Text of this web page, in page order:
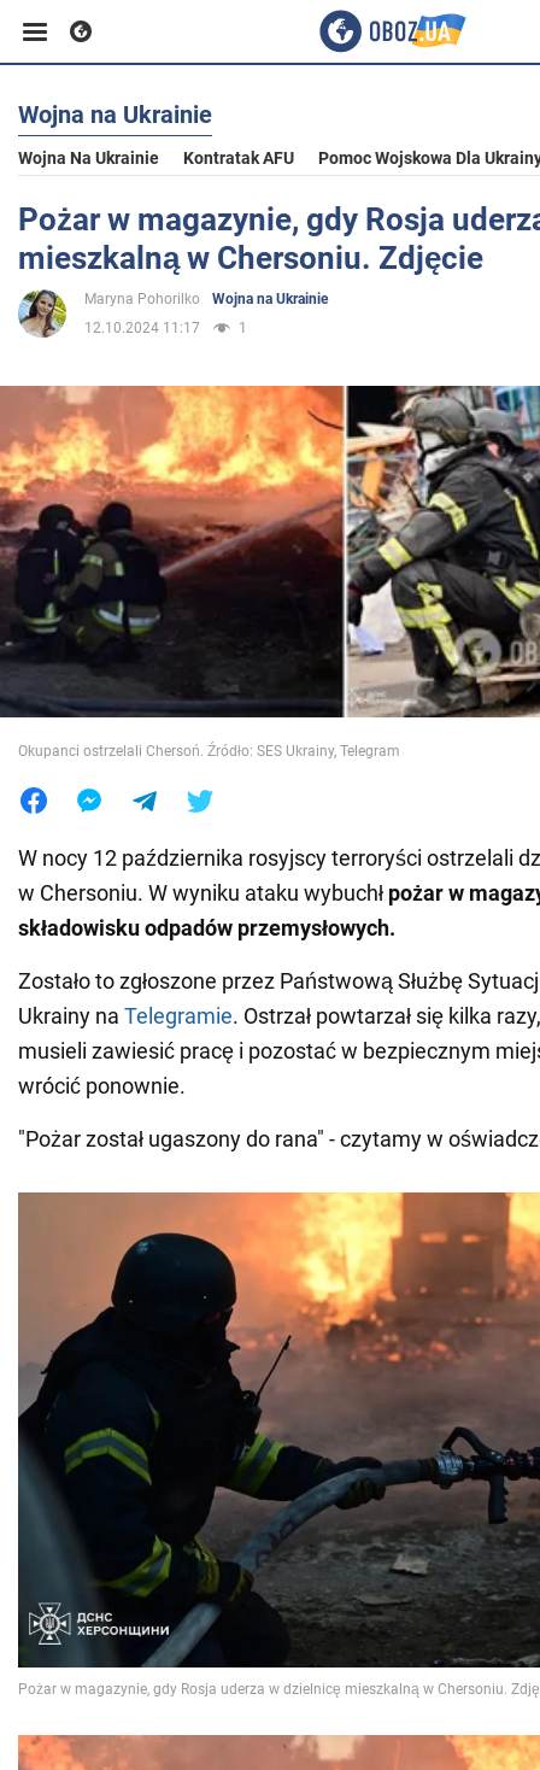
Biznes
Sport
Rozrywka
Polityka
Społeczeństwo
Wojna na Ukrainie
Jedzenie
Wojna na Ukrainie
Wojna Na Ukrainie Kontratak AFU Pomoc Wojskowa Dla
Pożar w magazynie, gdy Rosja
mieszkalną w Chersoniu. Zdjęcie
Maryna Pohorilko
Wojna na Ukrainie
12.10.2024 11:17
1
Okupanci ostrzelali Chersoń. Źródło: SES Ukrainy, Telegram
W nocy 12 października rosyjscy terroryści ostrzelali
w Chersoniu. W wyniku ataku wybuchł pożar w
składowisku odpadów przemysłowych.
Zostało to zgłoszone przez Państwową Służbę
Ukrainy na Telegramie. Ostrzał powtarzał się kilka
musieli zawiesić pracę i pozostać w bezpiecznym
wrócić ponownie.
"Pożar został ugaszony do rana" - czytamy w